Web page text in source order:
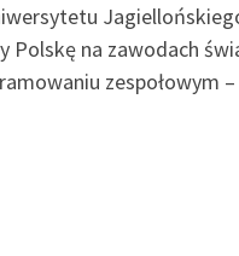
na zawodach
zespołowym